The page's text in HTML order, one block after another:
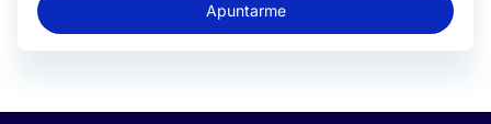
Apuntarme